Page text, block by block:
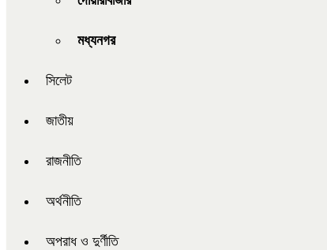
মধ্যনগর
সিলেট
জাতীয়
রাজনীতি
অর্থনীতি
অপরাধ ও দুর্ণীতি